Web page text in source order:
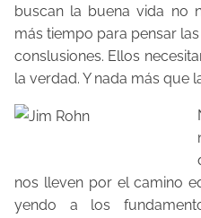
r
a
d
buscan la buena vida no
más tiempo para pensar
conslusiones. Ellos
la verdad. Y nada más que
nos lleven por el camino
yendo a los